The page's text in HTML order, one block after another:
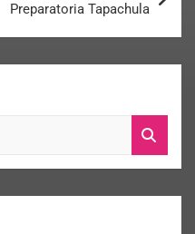
Preparatoria Tapachula